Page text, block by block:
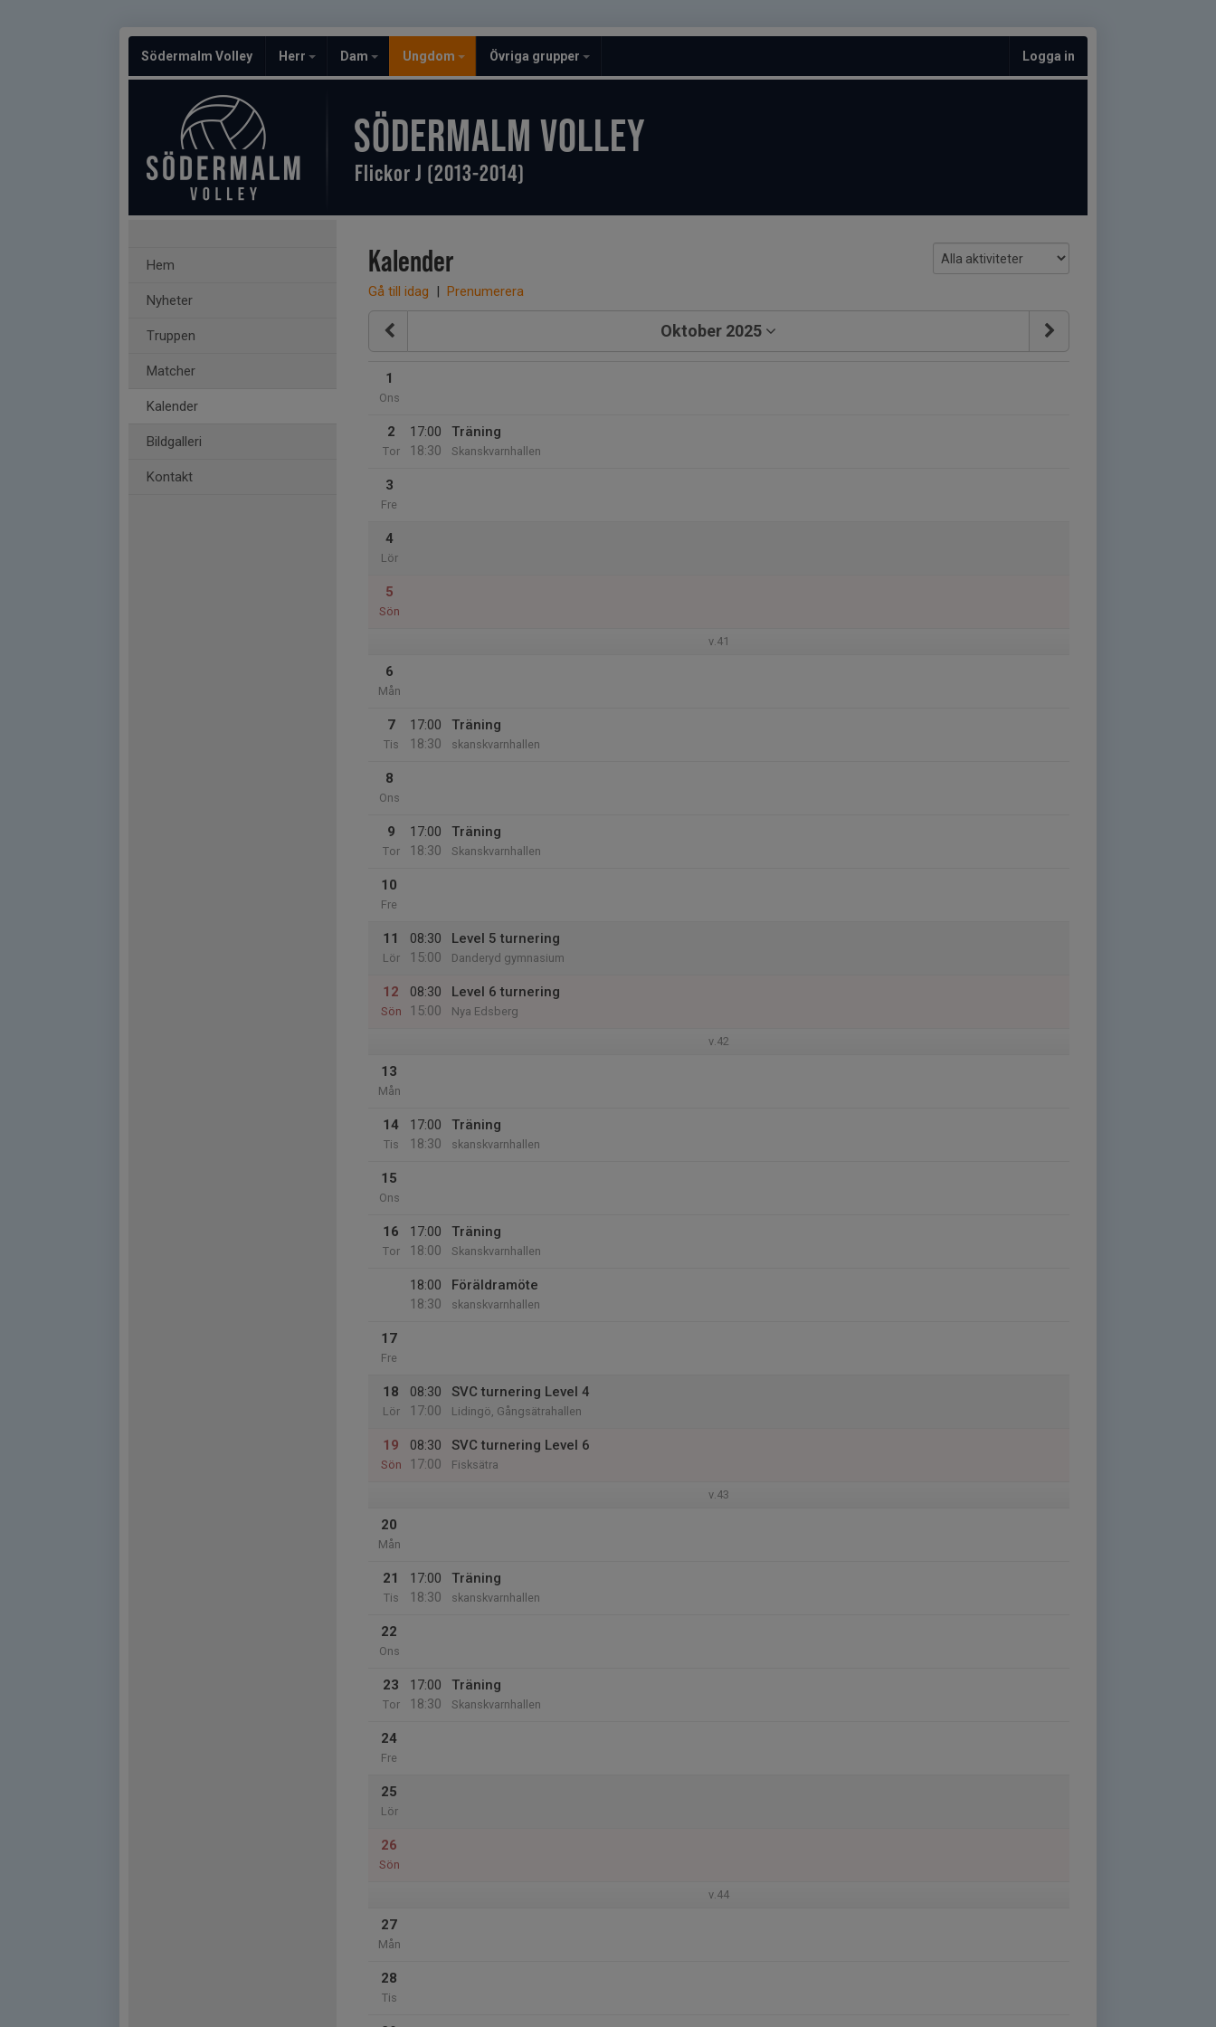
Södermalm Volley Herr Dam Ungdom Övriga grupper Logga in
SÖDERMALM VOLLEY
Flickor J (2013-2014)
Hem
Nyheter
Truppen
Matcher
Kalender
Bildgalleri
Kontakt
Kalender
Gå till idag | Prenumerera
Oktober 2025
1
Ons
2
Tor
17:00
18:30
Träning
Skanskvarnhallen
3
Fre
4
Lör
5
Sön
v.41
6
Mån
7
Tis
17:00
18:30
Träning
skanskvarnhallen
8
Ons
9
Tor
17:00
18:30
Träning
Skanskvarnhallen
10
Fre
11
Lör
08:30
15:00
Level 5 turnering
Danderyd gymnasium
12
Sön
08:30
15:00
Level 6 turnering
Nya Edsberg
v.42
13
Mån
14
Tis
17:00
18:30
Träning
skanskvarnhallen
15
Ons
16
Tor
17:00
18:00
Träning
Skanskvarnhallen
18:00
18:30
Föräldramöte
skanskvarnhallen
17
Fre
18
Lör
08:30
17:00
SVC turnering Level 4
Lidingö, Gångsätrahallen
19
Sön
08:30
17:00
SVC turnering Level 6
Fisksätra
v.43
20
Mån
21
Tis
17:00
18:30
Träning
skanskvarnhallen
22
Ons
23
Tor
17:00
18:30
Träning
Skanskvarnhallen
24
Fre
25
Lör
26
Sön
v.44
27
Mån
28
Tis